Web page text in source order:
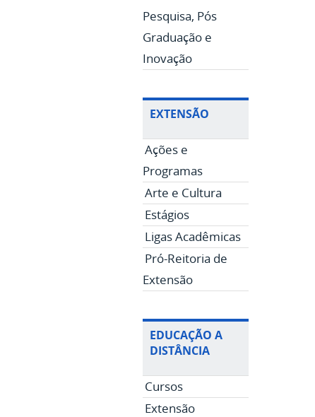
Pesquisa, Pós
Graduação e
Inovação
EXTENSÃO
Ações e
Programas
Arte e Cultura
Estágios
Ligas Acadêmicas
Pró-Reitoria de
Extensão
EDUCAÇÃO A
DISTÂNCIA
Cursos
Extensão